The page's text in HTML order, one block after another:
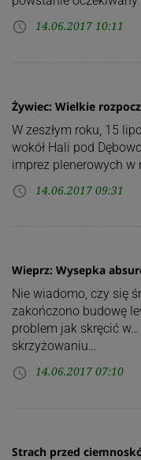
access_time 14.06.2017 10:11
Żywiec: Wielkie
W zeszłym roku, 15
wokół Hali pod
imprez plenerowych w
access_time 14.06.2017 09:31
Wieprz: Wysepka
Nie wiadomo, czy się
zakończono budowę
problem jak skręcić
skrzyżowaniu…
access_time 14.06.2017 07:10
Strach przed